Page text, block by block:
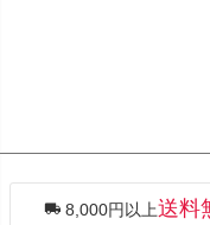
8,000円以上送料